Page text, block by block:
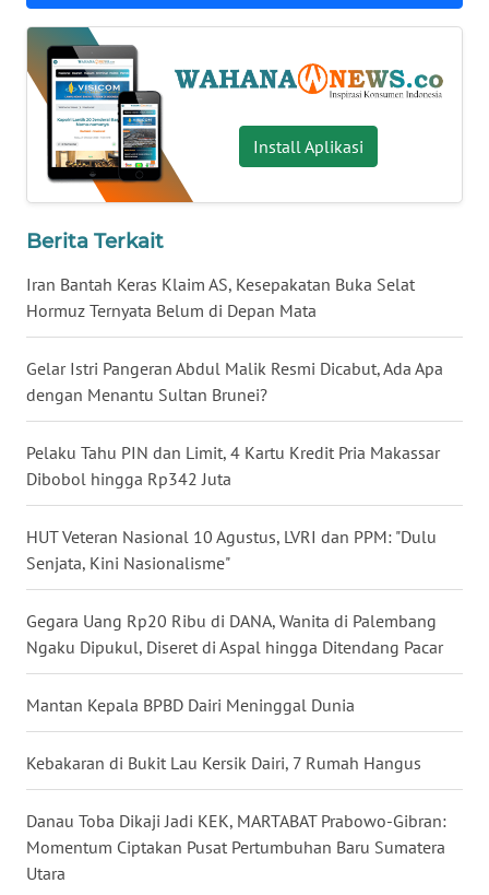
Install Aplikasi
Berita Terkait
Iran Bantah Keras Klaim AS, Kesepakatan Buka Selat
Hormuz Ternyata Belum di Depan Mata
Gelar Istri Pangeran Abdul Malik Resmi Dicabut, Ada Apa
dengan Menantu Sultan Brunei?
Pelaku Tahu PIN dan Limit, 4 Kartu Kredit Pria Makassar
Dibobol hingga Rp342 Juta
HUT Veteran Nasional 10 Agustus, LVRI dan PPM: "Dulu
Senjata, Kini Nasionalisme"
Gegara Uang Rp20 Ribu di DANA, Wanita di Palembang
Ngaku Dipukul, Diseret di Aspal hingga Ditendang Pacar
Mantan Kepala BPBD Dairi Meninggal Dunia
Kebakaran di Bukit Lau Kersik Dairi, 7 Rumah Hangus
Danau Toba Dikaji Jadi KEK, MARTABAT Prabowo-Gibran:
Momentum Ciptakan Pusat Pertumbuhan Baru Sumatera
Utara
WN
BABEL
WN
SUMBAR
BENGKULU
LAMPUNG
JATENG
NUSANTARA
JOGJA
WN
JATIM
WN
WN